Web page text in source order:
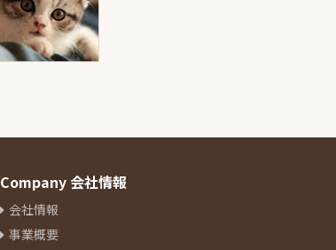
Company 会社情報
会社情報
事業概要